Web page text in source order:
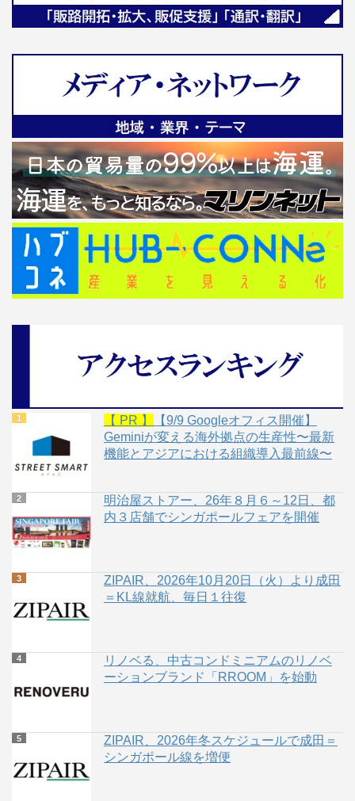
【 PR 】
【9/9 Googleオフィス開催】
Geminiが変える海外拠点の生産性〜最新
機能とアジアにおける組織導入最前線〜
明治屋ストアー、26年８月６～12日、都
内３店舗でシンガポールフェアを開催
ZIPAIR、2026年10月20日（火）より成田
＝KL線就航、毎日１往復
リノベる、中古コンドミニアムのリノベ
ーションブランド「RROOM」を始動
ZIPAIR、2026年冬スケジュールで成田＝
シンガポール線を増便